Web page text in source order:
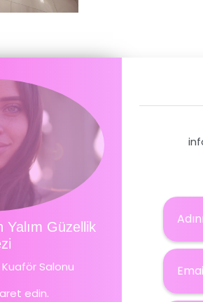
Yalım Güzellik
Salonu
edin.